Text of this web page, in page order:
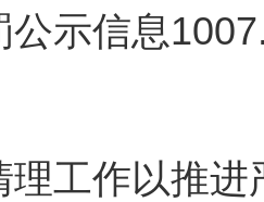
公示信息
作以推进